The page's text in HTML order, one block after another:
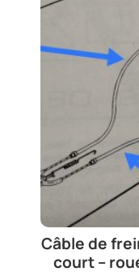
Câble de
court –